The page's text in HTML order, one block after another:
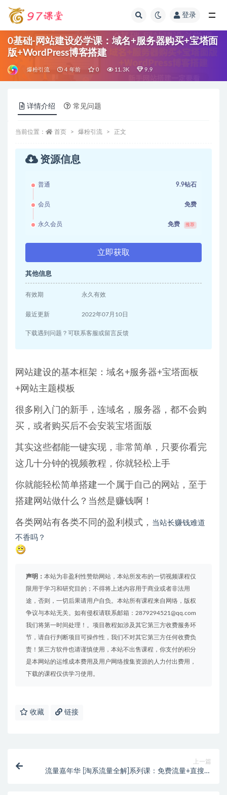
登录
0基础-网站建设必学课：域名+服务器购买+宝塔面
版+WordPress博客搭建
爆粉引流 4 年前 0 11.3K 9.9
详情介绍 常见问题
当前位置： 首页 爆粉引流 正文
资源信息
普通 9.9钻石
会员 免费
永久会员 免费 推荐
立即获取
其他信息
有效期 永久有效
最近更新 2022年07月10日
下载遇到问题？可联系客服或留言反馈
网站建设的基本框架：域名+服务器+宝塔面板
+网站主题模板
很多刚入门的新手，连域名，服务器，都不会购
买，或者购买后不会安装宝塔面版
其实这些都能一键实现，非常简单，只要你看完
这几十分钟的视频教程，你就轻松上手
你就能轻松简单搭建一个属于自己的网站，至于
搭建网站做什么？当然是赚钱啊！
各类网站有各类不同的盈利模式， 当站长赚钱难道
不香吗？
声明： 本站为非盈利性赞助网站，本站所发布的一切视频课程仅
限用于学习和研究目的；不得将上述内容用于商业或者非法用
途，否则，一切后果请用户自负。本站所有课程来自网络，版权
争议与本站无关。如有侵权请联系邮箱：2879294521@qq.com
我们将第一时间处理！。项目教程如涉及其它第三方收费服务环
节，请自行判断项目可操作性，我们不对其它第三方任何收费负
责！第三方软件也请谨慎使用，本站不出售课程，你支付的积分
是本网站的运维成本费用及用户网络搜集资源的人力付出费用，
下载的课程仅供学习使用。
收藏 链接
上一篇
流量嘉年华 [淘系流量全解]系列课：免费流量+直搜结